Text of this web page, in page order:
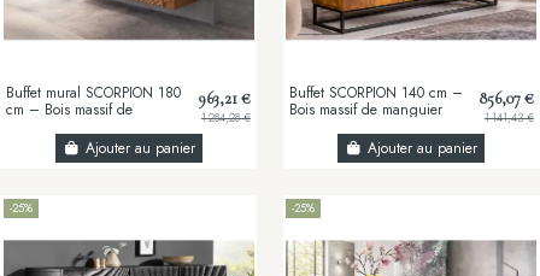
Buffet mural SCORPION 180
cm – Bois massif de
sculptée à la main
963,21 €
1 284,28 €
Ajouter au panier
Buffet SCORPION 140 cm –
Bois massif de manguier
façades...
856,07 €
1 141,43 €
Ajouter au panier
-25% -25%